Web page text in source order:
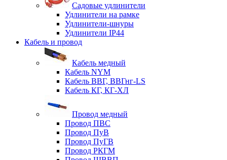
Садовые удлинители
Удлинители на рамке
Удлинители-шнуры
Удлинители IP44
Кабель и провод
Кабель медный
Кабель NYM
Кабель ВВГ, ВВГнг-LS
Кабель КГ, КГ-ХЛ
Провод медный
Провод ПВС
Провод ПуВ
Провод ПуГВ
Провод РКГМ